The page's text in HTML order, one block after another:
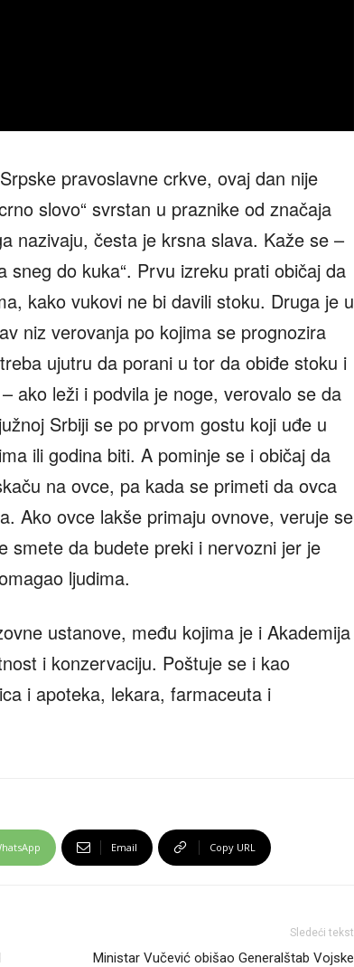
pravoslavne crkve, ovaj dan nije
slovo“ svrstan u praznike od značaja
nazivaju, česta je krsna slava. Kaže se –
sneg do kuka“. Prvu izreku prati običaj da
kako vukovi ne bi davili stoku. Druga je u
niz verovanja po kojima se prognozira
ujutru da porani u tor da obiđe stoku i
ako leži i podvila je noge, verovalo se da
Srbiji se po prvom gostu koji uđe u
ili godina biti. A pominje se i običaj da
na ovce, pa kada se primeti da ovca
Ako ovce lakše primaju ovnove, veruje se
smete da budete preki i nervozni jer je
ljudima.
ustanove, među kojima je i Akademija
i konzervaciju. Poštuje se i kao
i apoteka, lekara, farmaceuta i
Email Copy URL
Sledeći tekst
Ministar Vučević obišao Generalštab Vojske